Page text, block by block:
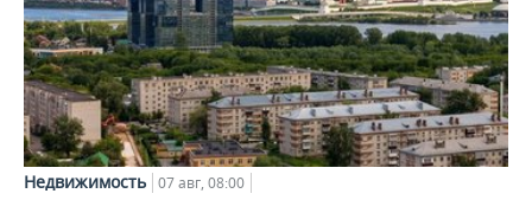
Недвижимость 07 авг, 08:00